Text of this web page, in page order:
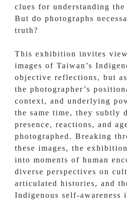
clues for understanding the
But do photographs
truth?
This exhibition invites
images of Taiwan’s
objective reflections, but
the photographer’s
context, and underlying
the same time, they subtly
presence, reactions, and
photographed. Breaking
these images, the
into moments of human
diverse perspectives on
articulated histories, and
Indigenous self-awareness